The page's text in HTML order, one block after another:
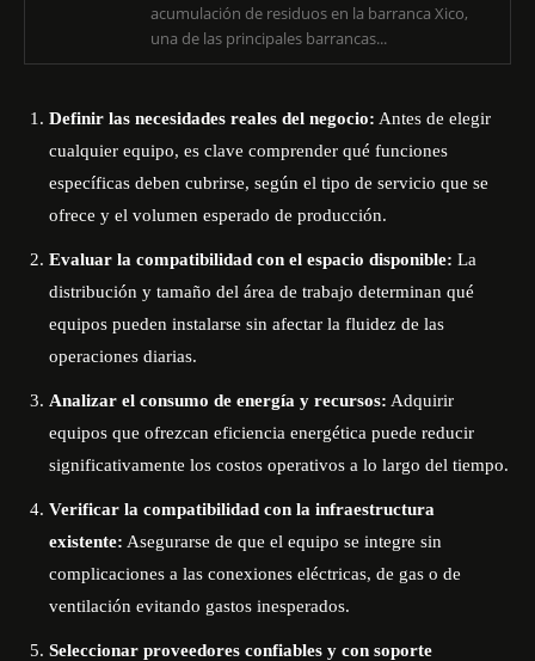
acumulación de residuos en la barranca Xico,
una de las principales barrancas...
Definir las necesidades reales del negocio: Antes de elegir
cualquier equipo, es clave comprender qué funciones
específicas deben cubrirse, según el tipo de servicio que se
ofrece y el volumen esperado de producción.
Evaluar la compatibilidad con el espacio disponible: La
distribución y tamaño del área de trabajo determinan qué
equipos pueden instalarse sin afectar la fluidez de las
operaciones diarias.
Analizar el consumo de energía y recursos: Adquirir
equipos que ofrezcan eficiencia energética puede reducir
significativamente los costos operativos a lo largo del tiempo.
Verificar la compatibilidad con la infraestructura
existente: Asegurarse de que el equipo se integre sin
complicaciones a las conexiones eléctricas, de gas o de
ventilación evitando gastos inesperados.
Seleccionar proveedores confiables y con soporte